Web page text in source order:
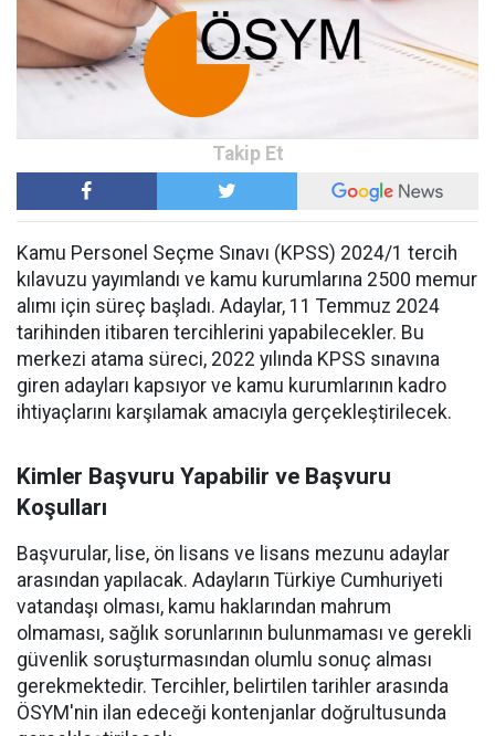
Kamu Personel Seçme Sınavı (KPSS) 2024/1 tercih
kılavuzu yayımlandı ve kamu kurumlarına 2500 memur
alımı için süreç başladı. Adaylar, 11 Temmuz 2024
tarihinden itibaren tercihlerini yapabilecekler. Bu
merkezi atama süreci, 2022 yılında KPSS sınavına
giren adayları kapsıyor ve kamu kurumlarının kadro
ihtiyaçlarını karşılamak amacıyla gerçekleştirilecek.
Kimler Başvuru Yapabilir ve Başvuru
Koşulları
Başvurular, lise, ön lisans ve lisans mezunu adaylar
arasından yapılacak. Adayların Türkiye Cumhuriyeti
vatandaşı olması, kamu haklarından mahrum
olmaması, sağlık sorunlarının bulunmaması ve gerekli
güvenlik soruşturmasından olumlu sonuç alması
gerekmektedir. Tercihler, belirtilen tarihler arasında
ÖSYM'nin ilan edeceği kontenjanlar doğrultusunda